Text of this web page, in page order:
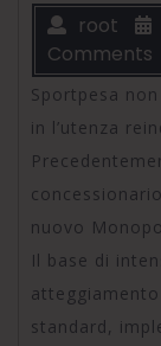
root
Comments
Sportpesa
in l’utenza
nuovo
Il base di
standard,